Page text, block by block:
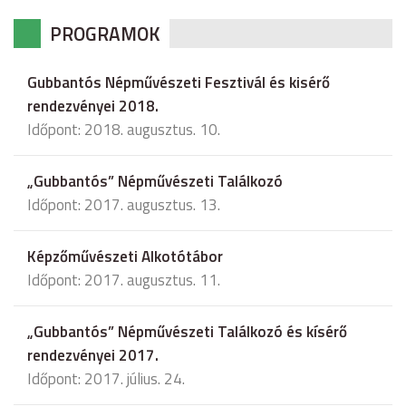
PROGRAMOK
Gubbantós Népművészeti Fesztivál és kisérő
rendezvényei 2018.
Időpont: 2018. augusztus. 10.
„Gubbantós” Népművészeti Találkozó
Időpont: 2017. augusztus. 13.
Képzőművészeti Alkotótábor
Időpont: 2017. augusztus. 11.
„Gubbantós” Népművészeti Találkozó és kísérő
rendezvényei 2017.
Időpont: 2017. július. 24.